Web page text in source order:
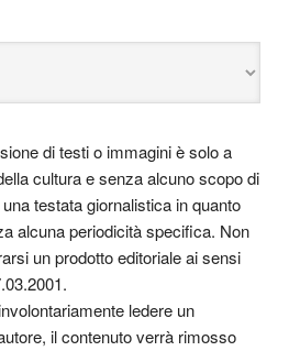
di testi o immagini è solo a
cultura e senza alcuno scopo di
testata giornalistica in quanto
alcuna periodicità specifica. Non
un prodotto editoriale ai sensi
ledere un
il contenuto verrà rimosso